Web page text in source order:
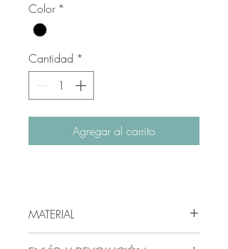
Color *
Cantidad *
Agregar al carrito
MATERIAL
73% Algodón, 20% algodón